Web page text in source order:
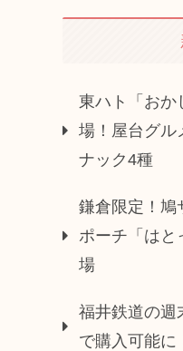
東ハト「おか
場！屋台グル
ナック4種
鎌倉限定！鳩
ポーチ「はと
場
福井鉄道の週
で購入可能に